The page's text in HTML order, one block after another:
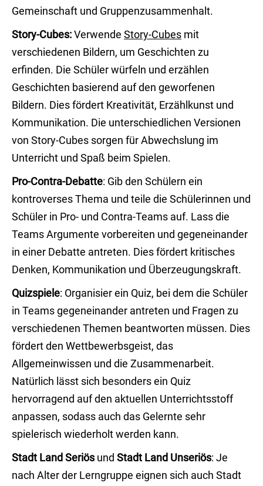
Gemeinschaft und Gruppenzusammenhalt.
Story-Cubes:Verwende Story-Cubes mit
verschiedenen Bildern, um Geschichten zu
erfinden. Die Schüler würfeln und erzählen
Geschichten basierend auf den geworfenen
Bildern. Dies fördert Kreativität, Erzählkunst und
Kommunikation. Die unterschiedlichen Versionen
von Story-Cubes sorgen für Abwechslung im
Unterricht und Spaß beim Spielen.
Pro-Contra-Debatte: Gib den Schülern ein
kontroverses Thema und teile die Schülerinnen und
Schüler in Pro- und Contra-Teams auf. Lass die
Teams Argumente vorbereiten und gegeneinander
in einer Debatte antreten. Dies fördert kritisches
Denken, Kommunikation und Überzeugungskraft.
Quizspiele: Organisier ein Quiz, bei dem die Schüler
in Teams gegeneinander antreten und Fragen zu
verschiedenen Themen beantworten müssen. Dies
fördert den Wettbewerbsgeist, das
Allgemeinwissen und die Zusammenarbeit.
Natürlich lässt sich besonders ein Quiz
hervorragend auf den aktuellen Unterrichtsstoff
anpassen, sodass auch das Gelernte sehr
spielerisch wiederholt werden kann.
Stadt Land Seriösund Stadt Land Unseriös: Je
nach Alter der Lerngruppe eignen sich auch Stadt